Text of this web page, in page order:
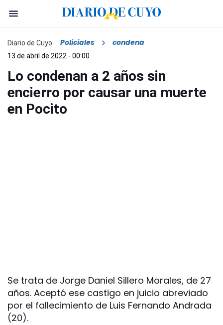
Diario de Cuyo Policiales condena
13 de abril de 2022 - 00:00
Lo condenan a 2 años sin
encierro por causar una muerte
en Pocito
Se trata de Jorge Daniel Sillero Morales, de 27
años. Aceptó ese castigo en juicio abreviado
por el fallecimiento de Luis Fernando Andrada
(20).